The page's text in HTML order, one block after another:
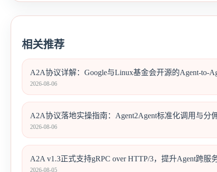
相关推荐
A2A协议详解：Google与Linux基金会开源的Agent-to-
2026-08-06
A2A协议落地实操指南：Agent2Agent标准化调用与分
2026-08-06
A2A v1.3正式支持gRPC over HTTP/3，提升Agent跨服
2026-08-05